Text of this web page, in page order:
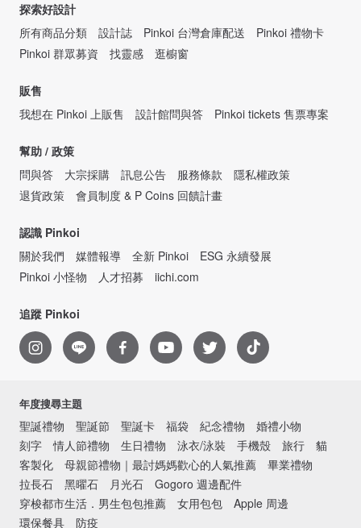
探索好設計
所有商品分類
設計誌 Pinkoi 台灣倉庫配送
Pinkoi 禮物卡
Pinkoi 群眾募資
找靈感 逛櫥窗
販售
我想在 Pinkoi 上販售
設計館問與答 Pinkoi tickets 售票專案
幫助 / 政策
問與答
大宗採購 訊息公告 服務條款
隱私權政策
退貨政策
會員制度 & P Coins 回饋計畫
認識 Pinkoi
關於我們
媒體報導 全新 Pinkoi
ESG 永續發展
Pinkoi 小怪物
人才招募 iichi.com
追蹤 Pinkoi
年度搜尋主題
聖誕禮物 聖誕節 聖誕卡 福袋 紀念禮物
婚禮小物
刻字
情人節禮物 生日禮物 泳衣/泳裝 手機殼 旅行
貓
客製化
母親節禮物｜最討媽媽歡心的人氣推薦
畢業禮物
拉長石
黑曜石 月光石
Gogoro 週邊配件
穿梭都市生活．男生包包推薦
女用包包
Apple 周邊
環保餐具
防疫